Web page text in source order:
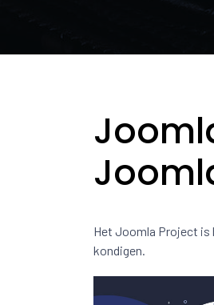
Het Joomla Project is
kondigen.